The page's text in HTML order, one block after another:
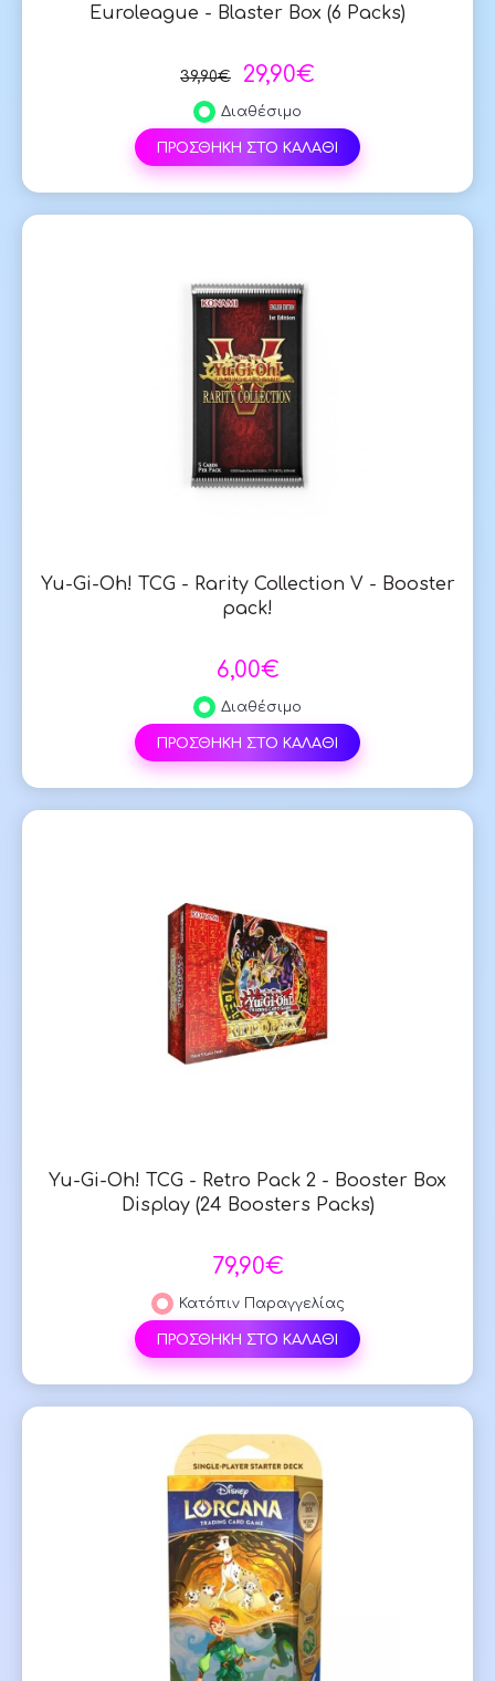
Euroleague - Blaster Box (6 Packs)
39,90€ 29,90€
Διαθέσιμο
ΠΡΟΣΘΗΚΗ ΣΤΟ ΚΑΛΑΘΙ
Yu-Gi-Oh! TCG - Rarity Collection V - Booster
pack!
6,00€
Διαθέσιμο
ΠΡΟΣΘΗΚΗ ΣΤΟ ΚΑΛΑΘΙ
Yu-Gi-Oh! TCG - Retro Pack 2 - Booster Box
Display (24 Boosters Packs)
79,90€
Κατόπιν Παραγγελίας
ΠΡΟΣΘΗΚΗ ΣΤΟ ΚΑΛΑΘΙ